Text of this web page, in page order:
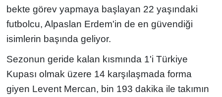
bekte görev yapmaya başlayan 22 yaşındaki
futbolcu, Alpaslan Erdem'in de en güvendiği
isimlerin başında geliyor.
Sezonun geride kalan kısmında 1'i Türkiye
Kupası olmak üzere 14 karşılaşmada forma
giyen Levent Mercan, bin 193 dakika ile takımın
Televizyon